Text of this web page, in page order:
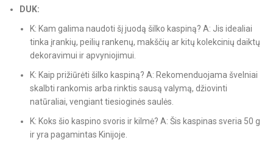
DUK:
K: Kam galima naudoti šį juodą šilko kaspiną? A: Jis idealiai
tinka įrankių, peilių rankenų, makščių ar kitų kolekcinių daiktų
dekoravimui ir apvyniojimui.
K: Kaip prižiūrėti šilko kaspiną? A: Rekomenduojama švelniai
skalbti rankomis arba rinktis sausą valymą, džiovinti
natūraliai, vengiant tiesioginės saulės.
K: Koks šio kaspino svoris ir kilmė? A: Šis kaspinas sveria 50 g
ir yra pagamintas Kinijoje.